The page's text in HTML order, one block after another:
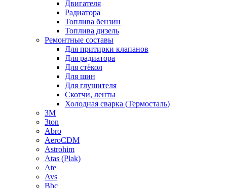
Двигателя
Радиатора
Топлива бензин
Топлива дизель
Ремонтные составы
Для притирки клапанов
Для радиатора
Для стёкол
Для шин
Для глушителя
Скотчи, ленты
Холодная сварка (Термосталь)
3M
3ton
Abro
AeroCDM
Astrohim
Atas (Plak)
Ate
Avs
Bbc